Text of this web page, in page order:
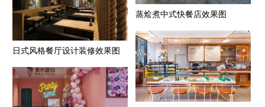
蒸烩煮中式快餐店效果图
日式风格餐厅设计装修效果图